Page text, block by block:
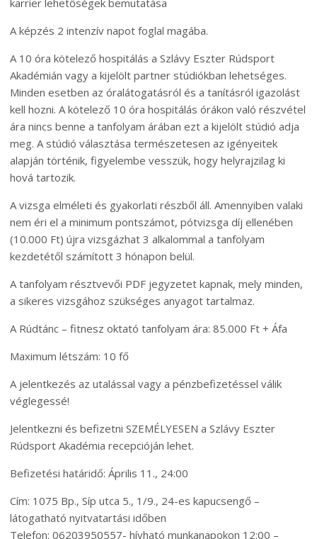
A képzés 2 intenzív napot foglal magába.
A 10 óra kötelező hospitálás a Szlávy Eszter Rúdsport
Akadémián vagy a kijelölt partner stúdiókban lehetséges.
Minden esetben az óralátogatásról és a tanításról igazolást
kell hozni. A kötelező 10 óra hospitálás órákon való részvétel
ára nincs benne a tanfolyam árában ezt a kijelölt stúdió adja
meg. A stúdió választása természetesen az igényeitek
alapján történik, figyelembe vesszük, hogy helyrajzilag ki
hová tartozik.
A vizsga elméleti és gyakorlati részből áll. Amennyiben valaki
nem éri el a minimum pontszámot, pótvizsga díj ellenében
(10.000 Ft) újra vizsgázhat 3 alkalommal a tanfolyam
kezdetétől számított 3 hónapon belül.
A tanfolyam résztvevői PDF jegyzetet kapnak, mely minden,
a sikeres vizsgához szükséges anyagot tartalmaz.
A Rúdtánc – fitnesz oktató tanfolyam ára: 85.000 Ft + Áfa
Maximum létszám: 10 fő
A jelentkezés az utalással vagy a pénzbefizetéssel válik
véglegessé!
Jelentkezni és befizetni SZEMÉLYESEN a Szlávy Eszter
Rúdsport Akadémia recepcióján lehet.
Befizetési határidő: Április 11., 24:00
Cím: 1075 Bp., Síp utca 5., 1/9., 24-es kapucsengő –
látogatható nyitvatartási időben
Telefon: 06203950557- hívható munkanapokon 12:00 –